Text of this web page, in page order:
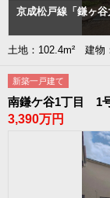
京成松戸線「鎌ヶ
土地：102.4m² 建
新築一戸建て
南鎌ケ谷1丁目 1
3,390万円